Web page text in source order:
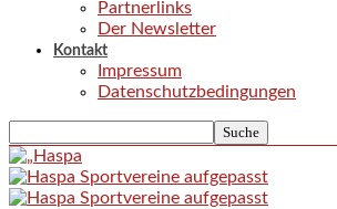
Partnerlinks
Der Newsletter
Kontakt
Impressum
Datenschutzbedingungen